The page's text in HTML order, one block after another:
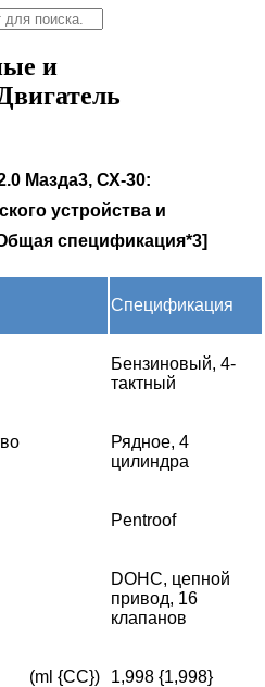
и
Мазда3, СХ-30:
устройства и
спецификация*3]
Спецификация
Бензиновый, 4‐
тактный
Рядное, 4
цилиндра
Pentroof
DOHC, цепной
привод, 16
клапанов
(ml {CC}) 1,998 {1,998}